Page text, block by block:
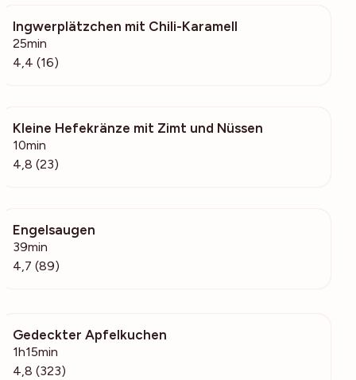
Ingwerplätzchen mit Chili-Karamell
25min
4,4 (16)
Kleine Hefekränze mit Zimt und Nüssen
10min
4,8 (23)
Engelsaugen
39min
4,7 (89)
Gedeckter Apfelkuchen
1h15min
4,8 (323)